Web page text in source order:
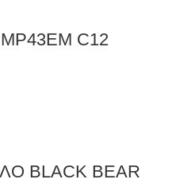
C12
BLACK BEAR